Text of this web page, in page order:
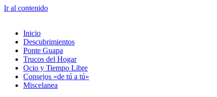
Ir al contenido
Inicio
Descubrimientos
Ponte Guapa
Trucos del Hogar
Ocio y Tiempo Libre
Consejos «de tú a tú»
Miscelanea